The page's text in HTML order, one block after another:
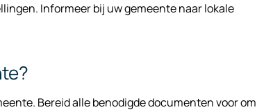
Informeer bij uw gemeente naar lokale
Bereid alle benodigde documenten voor om